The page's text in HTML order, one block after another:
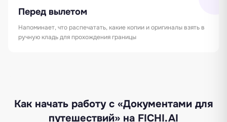
Перед вылетом
Напоминает, что распечатать, какие копии и оригиналы взять в
ручную кладь для прохождения границы
Как начать работу с «Документами для
путешествий» на FICHI.AI